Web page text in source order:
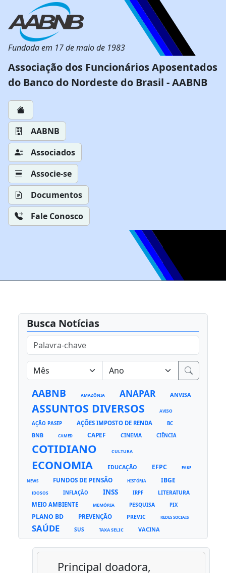
Fundada em 17 de maio de 1983
Associação dos Funcionários Aposentados
do Banco do Nordeste do Brasil - AABNB
AABNB
Associados
Associe-se
Documentos
Fale Conosco
Busca Notícias
AABNB AMAZÔNIA ANAPAR ANVISA
ASSUNTOS DIVERSOS AVISO
AÇÃO PASEP AÇÕES IMPOSTO DE RENDA BC
BNB CAMED CAPEF CINEMA CIÊNCIA
COTIDIANO CULTURA
ECONOMIA EDUCAÇÃO EFPC FAKE
NEWS FUNDOS DE PENSÃO HISTÓRIA IBGE
IDOSOS INFLAÇÃO INSS IRPF LITERATURA
MEIO AMBIENTE MEMÓRIA PESQUISA PIX
PLANO BD PREVENÇÃO PREVIC REDES SOCIAIS
SAÚDE SUS TAXA SELIC VACINA
Principal doadora,